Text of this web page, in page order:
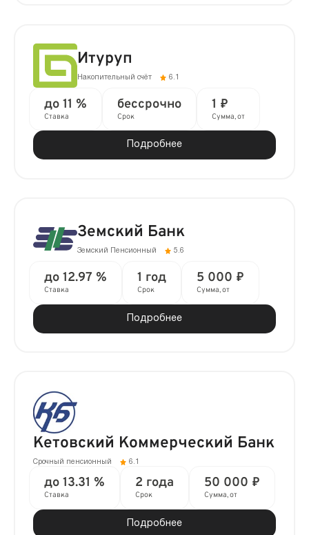
Итуруп
Накопительный счёт 6.1
до 11 %
Ставка
бессрочно
Срок
1 ₽
Сумма, от
Подробнее
Земский Банк
Земский Пенсионный 5.6
до 12.97 %
Ставка
1 год
Срок
5 000 ₽
Сумма, от
Подробнее
Кетовский Коммерческий Банк
Срочный пенсионный 6.1
до 13.31 %
Ставка
2 года
Срок
50 000 ₽
Сумма, от
Подробнее